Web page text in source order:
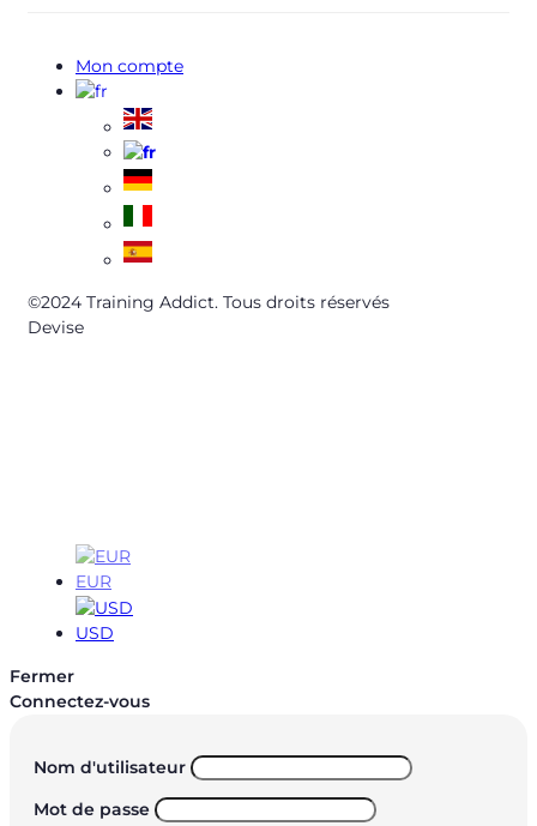
Mon compte
©2024 Training Addict. Tous droits réservés
Devise
EUR
USD
Fermer
Connectez-vous
Nom d'utilisateur
Mot de passe